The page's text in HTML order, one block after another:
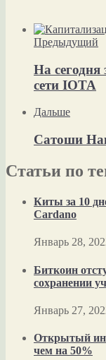
Предыдущий
На сегодня
сети IOTA
Дальше
Сатоши
Статьи по
Киты за 10
Cardano
Январь 28,
Биткоин
сохранении
Январь 27,
Открытый
чем на 50%